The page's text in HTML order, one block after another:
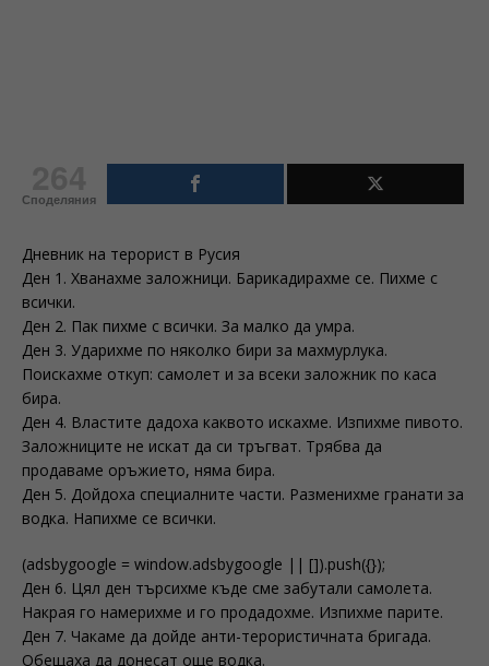
Споделяния
Дневник на терорист в Русия
Ден 1. Хванахме заложници. Барикадирахме се. Пихме с
всички.
Ден 2. Пак пихме с всички. За малко да умра.
Ден 3. Ударихме по няколко бири за махмурлука.
Поискахме откуп: самолет и за всеки заложник по каса
бира.
Ден 4. Властите дадоха каквото искахме. Изпихме пивото.
Заложниците не искат да си тръгват. Трябва да
продаваме оръжието, няма бира.
Ден 5. Дойдоха специалните части. Разменихме гранати за
водка. Напихме се всички.
(adsbygoogle = window.adsbygoogle || []).push({});
Ден 6. Цял ден търсихме къде сме забутали самолета.
Накрая го намерихме и го продадохме. Изпихме парите.
Ден 7. Чакаме да дойде анти-терористичната бригада.
Обещаха да донесат още водка.